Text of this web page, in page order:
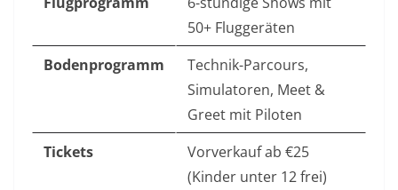
50+ Fluggeräten
Bodenprogramm
Technik-Parcours,
Simulatoren, Meet &
Greet mit Piloten
Tickets
Vorverkauf ab €25
(Kinder unter 12 frei)